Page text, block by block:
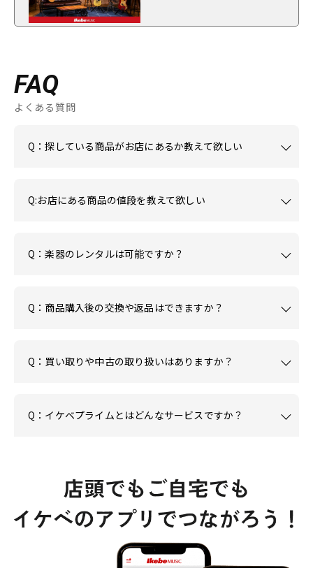
FAQ
よくある質問
Q：探している商品がお店にあるか教えて欲しい
Q:お店にある商品の値段を教えて欲しい
Q：楽器のレンタルは可能ですか？
Q：商品購入後の交換や返品はできますか？
Q：買い取りや中古の取り扱いはありますか？
Q：イケベプライムとはどんなサービスですか？